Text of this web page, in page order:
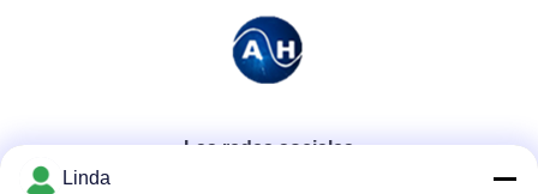
Las redes sociales
Linda